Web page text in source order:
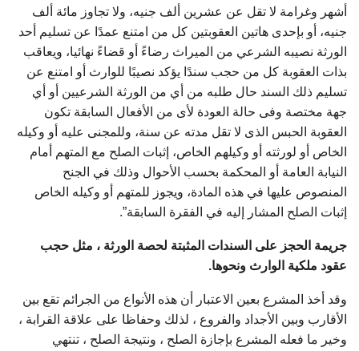
أشهر وغرامة لا تقل عن عشرين ألف جنيه، ولا تجاوز مائة ألف
جنيه، أو بإحدى هاتين العقوبتين كل من امتنع عمدًا عن تسليم أحد
الورثة نصيبه الشرعي من الميراث رضاءً أو قضاءً نهائيا، ويعاقب
بذات العقوبة كل من حجب سندًا يؤكد نصيبًا للوارث أو امتنع عن
تسليم ذلك السند حال طلبه من أي من الورثة الشرعيين أو أي
جهة مختصة وفى حالة العودة لأى من الأفعال السابقة تكون
العقوبة الحبس الذى لا تقل مدته عن سنة، وللمجنى عليه أو وكيله
الخاص أو لورثته أو وكيلهم الخاص، إثبات الصلح مع المتهم أمام
النيابة العامة أو المحكمة بحسب الأحوال وذلك في الجنح
المنصوص عليها في هذه المادة، ويجوز للمتهم أو وكيله الخاص
إثبات الصلح المشار إليه في الفقرة السابقة”.
جريمة الحجز على السندات المثبتة لحصة الورثة ، مثل حجب
عقود ملكية الوارث ونحوها.
وقد أخذ المشرع بعين الاعتبار أن هذه الأنواع من الجرائم تقع بين
الأقارب وبين الأجداد والفروع ، لذلك وحفاظا على علاقة القرابة ،
وخير ما فعله المشرع بإجازة الصلح ، ونتيجة الصلح ، تنتهي